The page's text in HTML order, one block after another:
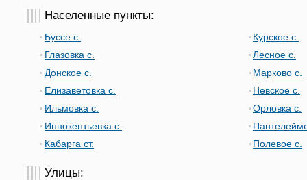
Населенные пункты:
Буссе с.
Глазовка с.
Донское с.
Елизаветовка с.
Ильмовка с.
Иннокентьевка с.
Кабарга ст.
Курское с.
Лесное с.
Марково с.
Невское с.
Орловка с.
Полевое с.
Улицы: